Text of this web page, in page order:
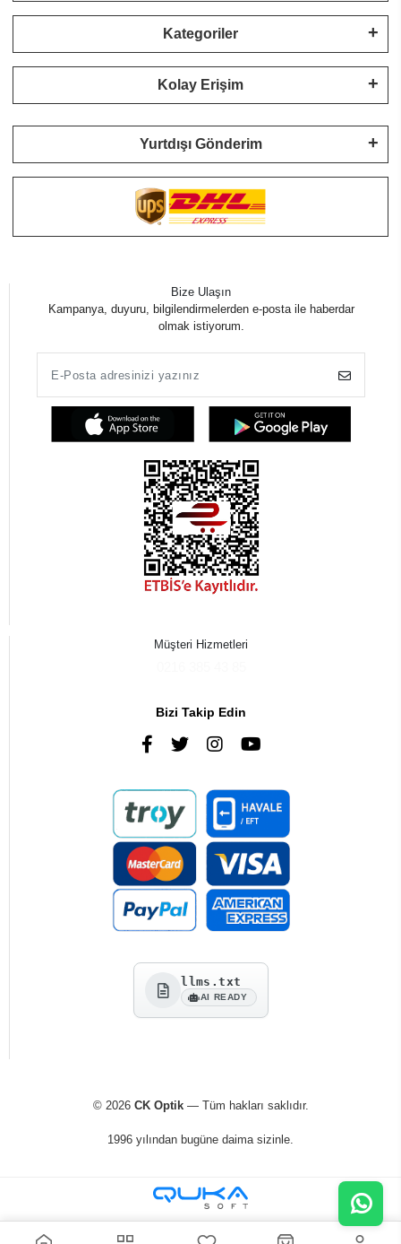
Kategoriler
Kolay Erişim
Yurtdışı Gönderim
Bize Ulaşın
Kampanya, duyuru, bilgilendirmelerden e-posta ile haberdar
olmak istiyorum.
Müşteri Hizmetleri
Bizi Takip Edin
llms.txt
AI READY
© 2026 CK Optik— Tüm hakları saklıdır.
1996 yılından bugüne daima sizinle.